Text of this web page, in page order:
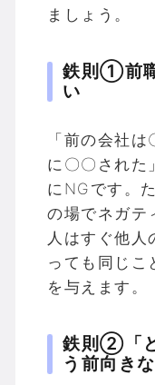
ましょう。
鉄則①前
い
「前の会社
に〇〇された
にNGです。
の場でネガテ
人はすぐ他
っても同じこ
を与えます。
鉄則②「
う前向き